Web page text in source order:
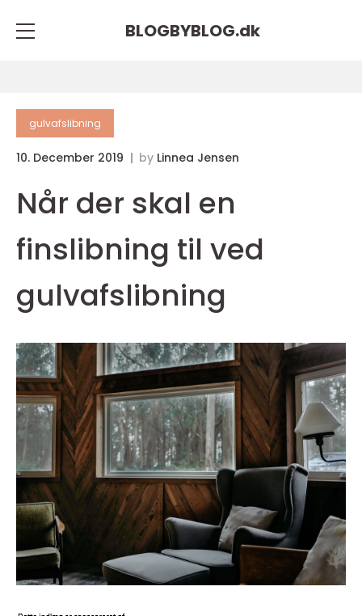
BLOGBYBLOG.dk
gulvafslibning
10. December 2019 by Linnea Jensen
Når der skal en
finslibning til ved
gulvafslibning